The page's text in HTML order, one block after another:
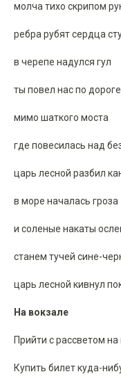
молча тихо скрипом
ребра рубят сердца
в черепе надулся гул
ты повел нас по дороге
мимо шаткого моста
где повесилась над
царь лесной разбил
в море началась гроза
и соленые накаты
станем тучей сине-
царь лесной кивнул
На вокзале
Прийти с рассветом на
Купить билет куда-